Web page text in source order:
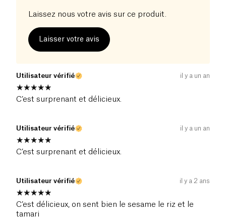
Laissez nous votre avis sur ce produit.
Laisser votre avis
Utilisateur vérifié il y a un an
C’est surprenant et délicieux.
Utilisateur vérifié il y a un an
C’est surprenant et délicieux.
Utilisateur vérifié il y a 2 ans
C’est délicieux, on sent bien le sesame le riz et le
tamari